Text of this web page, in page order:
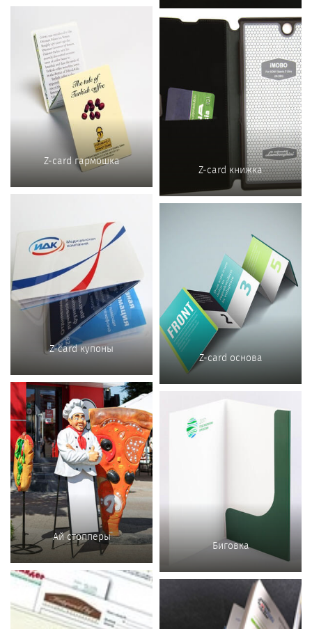
Z-card гармошка
Z-card книжка
Z-card купоны
Z-card основа
Ай стопперы
Биговка